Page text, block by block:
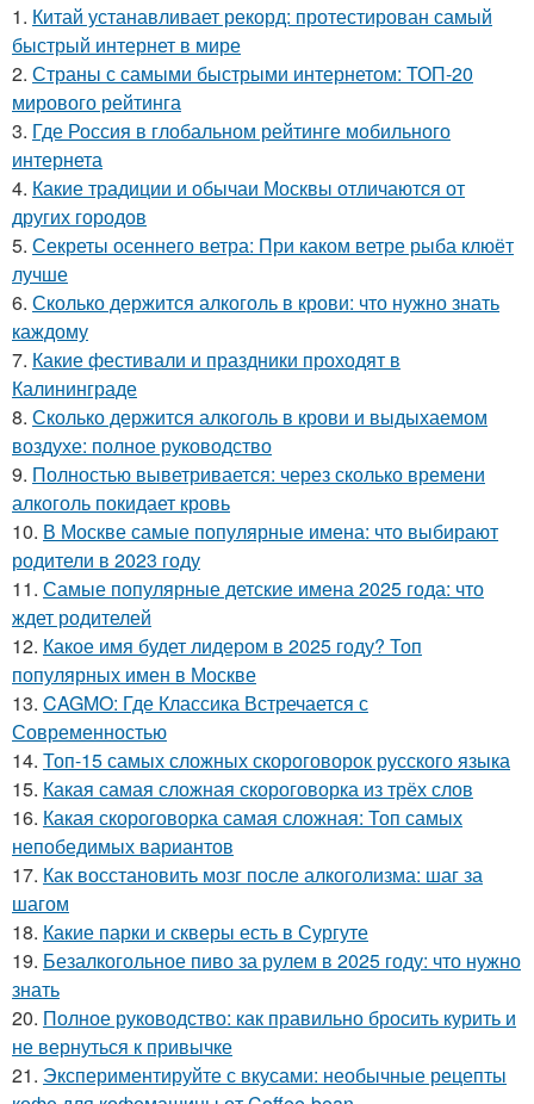
1. Китай устанавливает рекорд: протестирован самый
быстрый интернет в мире
2. Страны с самыми быстрыми интернетом: ТОП-20
мирового рейтинга
3. Где Россия в глобальном рейтинге мобильного
интернета
4. Какие традиции и обычаи Москвы отличаются от
других городов
5. Секреты осеннего ветра: При каком ветре рыба клюёт
лучше
6. Сколько держится алкоголь в крови: что нужно знать
каждому
7. Какие фестивали и праздники проходят в
Калининграде
8. Сколько держится алкоголь в крови и выдыхаемом
воздухе: полное руководство
9. Полностью выветривается: через сколько времени
алкоголь покидает кровь
10. В Москве самые популярные имена: что выбирают
родители в 2023 году
11. Самые популярные детские имена 2025 года: что
ждет родителей
12. Какое имя будет лидером в 2025 году? Топ
популярных имен в Москве
13. CAGMO: Где Классика Встречается с
Современностью
14. Топ-15 самых сложных скороговорок русского языка
15. Какая самая сложная скороговорка из трёх слов
16. Какая скороговорка самая сложная: Топ самых
непобедимых вариантов
17. Как восстановить мозг после алкоголизма: шаг за
шагом
18. Какие парки и скверы есть в Сургуте
19. Безалкогольное пиво за рулем в 2025 году: что нужно
знать
20. Полное руководство: как правильно бросить курить и
не вернуться к привычке
21. Экспериментируйте с вкусами: необычные рецепты